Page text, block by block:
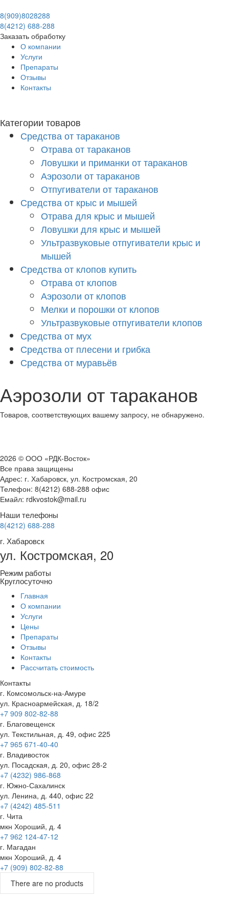
8(909)8028288
8(4212) 688-288
Заказать обработку
О компании
Услуги
Препараты
Отзывы
Контакты
Аэрозоли от тараканов
Товаров, соответствующих вашему запросу, не обнаружено.
Категории товаров
Средства от тараканов
Отрава от тараканов
Ловушки и приманки от тараканов
Аэрозоли от тараканов
Отпугиватели от тараканов
Средства от крыс и мышей
Отрава для крыс и мышей
Ловушки для крыс и мышей
Ультразвуковые отпугиватели крыс и
мышей
Средства от клопов купить
Отрава от клопов
Аэрозоли от клопов
Мелки и порошки от клопов
Ультразвуковые отпугиватели клопов
Средства от мух
Средства от плесени и грибка
Средства от муравьёв
2026 © ООО «РДК-Восток»
Все права защищены
Адрес: г. Хабаровск, ул. Костромская, 20
Телефон: 8(4212) 688-288 офис
Емайл: rdkvostok@mail.ru
Наши телефоны
8(4212) 688-288
г. Хабаровск
ул. Костромская, 20
Режим работы
Круглосуточно
Главная
О компании
Услуги
Цены
Препараты
Отзывы
Контакты
Рассчитать стоимость
Контакты
г. Комсомольск-на-Амуре
ул. Красноармейская, д. 18/2
+7 909 802-82-88
г. Благовещенск
ул. Текстильная, д. 49, офис 225
+7 965 671-40-40
г. Владивосток
ул. Посадская, д. 20, офис 28-2
+7 (4232) 986-868
г. Южно-Сахалинск
ул. Ленина, д. 440, офис 22
+7 (4242) 485-511
г. Чита
мкн Хороший, д. 4
+7 962 124-47-12
г. Магадан
мкн Хороший, д. 4
+7 (909) 802-82-88
There are no products